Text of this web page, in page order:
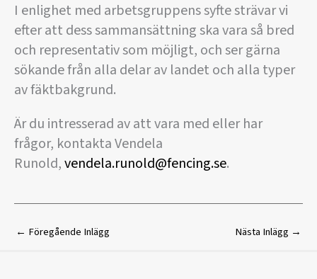
I enlighet med arbetsgruppens syfte strävar vi
efter att dess sammansättning ska vara så bred
och representativ som möjligt, och ser gärna
sökande från alla delar av landet och alla typer
av fäktbakgrund.
Är du intresserad av att vara med eller har
frågor, kontakta Vendela
Runold,vendela.runold@fencing.se.
← Föregående Inlägg Nästa Inlägg →